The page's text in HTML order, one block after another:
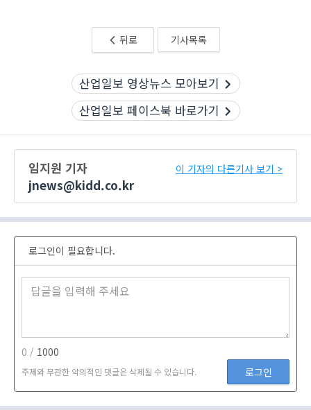
뒤로 기사목록
산업일보 영상뉴스 모아보기
산업일보 페이스북 바로가기
임지원 기자
jnews@kidd.co.kr
이 기자의 다른기사 보기 >
로그인이 필요합니다.
0 / 1000
주제와 무관한 악의적인 댓글은 삭제될 수 있습니다. 로그인